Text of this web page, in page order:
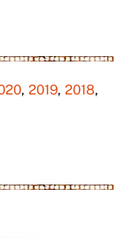
,2019,2018,